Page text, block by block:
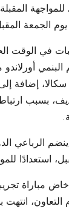
للمواجهة
الجمعة
في الوقت
البنمي
إضافة
بسبب
الرباعي
استعدادًا
مباراة
انتهت